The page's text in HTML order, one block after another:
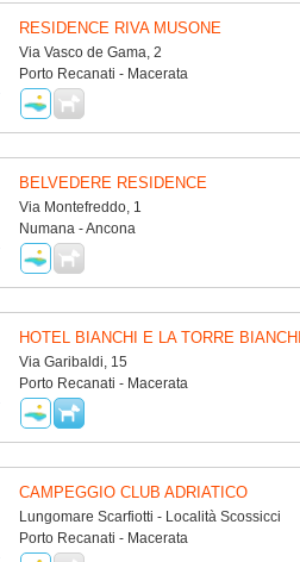
RESIDENCE RIVA MUSONE
Via Vasco de Gama, 2
Porto Recanati - Macerata
BELVEDERE RESIDENCE
Via Montefreddo, 1
Numana - Ancona
HOTEL BIANCHI E LA TORRE BIANCHI
Via Garibaldi, 15
Porto Recanati - Macerata
CAMPEGGIO CLUB ADRIATICO
Lungomare Scarfiotti - Località Scossicci
Porto Recanati - Macerata